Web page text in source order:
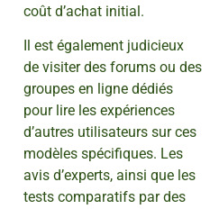
coût d’achat initial.
Il est également judicieux
de visiter des forums ou des
groupes en ligne dédiés
pour lire les expériences
d’autres utilisateurs sur ces
modèles spécifiques. Les
avis d’experts, ainsi que les
tests comparatifs par des